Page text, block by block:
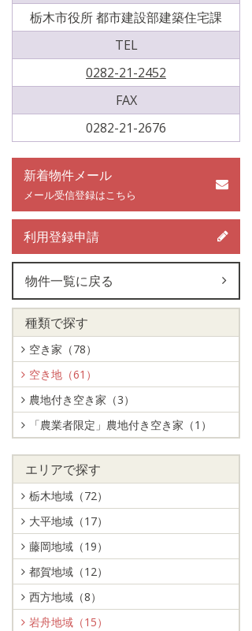
栃木市役所 都市建設部建築住宅課
TEL
0282-21-2452
FAX
0282-21-2676
新着物件メール
メール受信登録はこちら
利用登録申請
物件一覧に戻る
種類で探す
空き家（78）
空き地（61）
農地付き空き家（3）
「農業者限定」農地付き空き家（1）
エリアで探す
栃木地域（72）
大平地域（17）
藤岡地域（19）
都賀地域（12）
西方地域（8）
岩舟地域（15）